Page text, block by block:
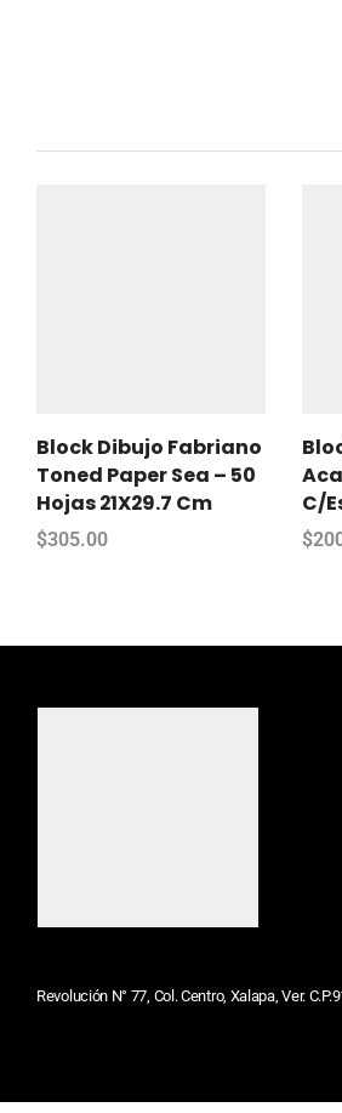
Block Dibujo Fabriano
Toned Paper Sea – 50
Hojas 21X29.7 Cm
$305.00
C/
$
Revolución N° 77, Col. Centro, Xalapa, Ver.